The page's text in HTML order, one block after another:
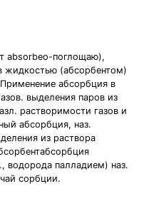
absorbeo-поглощаю),
жидкостью (абсорбентом)
абсорбция в
выделения паров из
растворимости газов и
абсорбция, наз.
из раствора
водорода палладием) наз.
сорбции.